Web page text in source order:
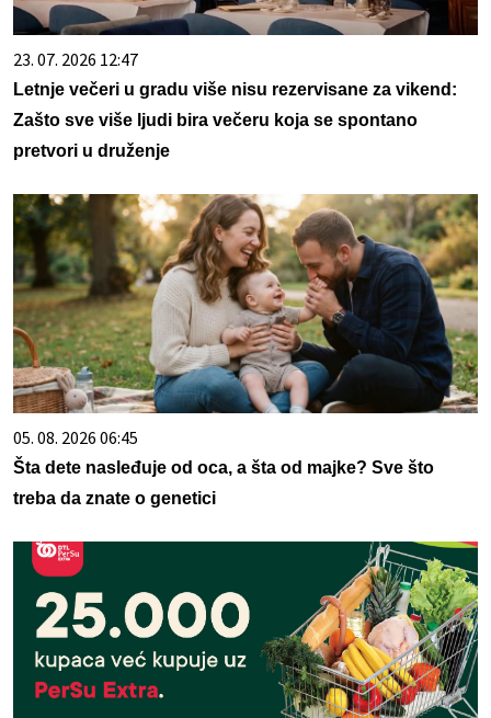
23. 07. 2026 12:47
Letnje večeri u gradu više nisu rezervisane za vikend:
Zašto sve više ljudi bira večeru koja se spontano
pretvori u druženje
05. 08. 2026 06:45
Šta dete nasleđuje od oca, a šta od majke? Sve što
treba da znate o genetici